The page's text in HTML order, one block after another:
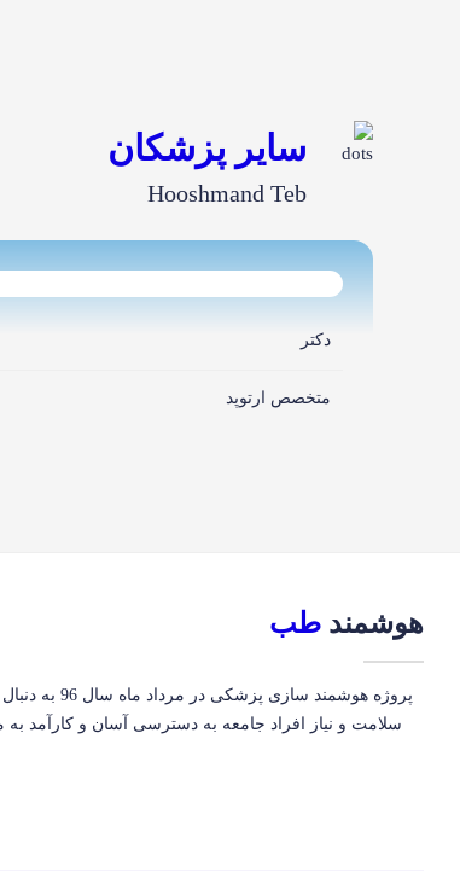
سایر پزشکان
Hooshmand Teb
دکتر
متخصص ارتوپد
هوشمند طب
پروژه هوشمند
سلامت و نیاز افراد جامعه به دسترسی آسان و کارآمد